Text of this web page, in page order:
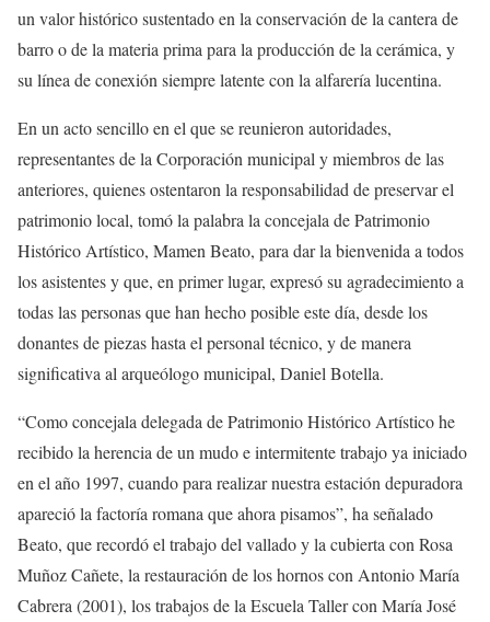
un valor histórico sustentado en la conservación de la cantera de
barro o de la materia prima para la producción de la cerámica, y
su línea de conexión siempre latente con la alfarería lucentina.
En un acto sencillo en el que se reunieron autoridades,
representantes de la Corporación municipal y miembros de las
anteriores, quienes ostentaron la responsabilidad de preservar el
patrimonio local, tomó la palabra la concejala de Patrimonio
Histórico Artístico, Mamen Beato, para dar la bienvenida a todos
los asistentes y que, en primer lugar, expresó su agradecimiento a
todas las personas que han hecho posible este día, desde los
donantes de piezas hasta el personal técnico, y de manera
significativa al arqueólogo municipal, Daniel Botella.
“Como concejala delegada de Patrimonio Histórico Artístico he
recibido la herencia de un mudo e intermitente trabajo ya iniciado
en el año 1997, cuando para realizar nuestra estación depuradora
apareció la factoría romana que ahora pisamos”, ha señalado
Beato, que recordó el trabajo del vallado y la cubierta con Rosa
Muñoz Cañete, la restauración de los hornos con Antonio María
Cabrera (2001), los trabajos de la Escuela Taller con María José